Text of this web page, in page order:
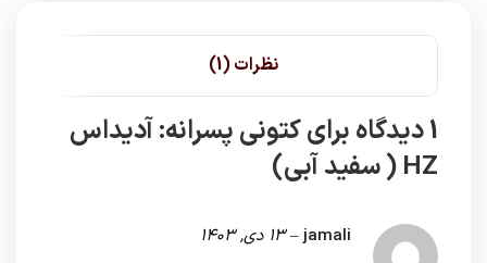
نظرات (1)
1 دیدگاه برای
کتونی پسرانه: آدیداس
HZ ( سفید آبی)
jamali
– 13 دی, 1403